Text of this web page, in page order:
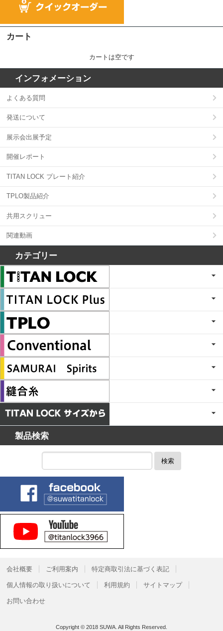
カート
カートは空です
インフォメーション
よくある質問
発送について
展示会出展予定
開催レポート
TITAN LOCK プレート紹介
TPLO製品紹介
共用スクリュー
関連動画
カテゴリー
製品検索
検索
会社概要 ご利用案内 特定商取引法に基づく表記
個人情報の取り扱いについて 利用規約 サイトマップ
お問い合わせ
Copyright © 2018 SUWA. All Rights Reserved.